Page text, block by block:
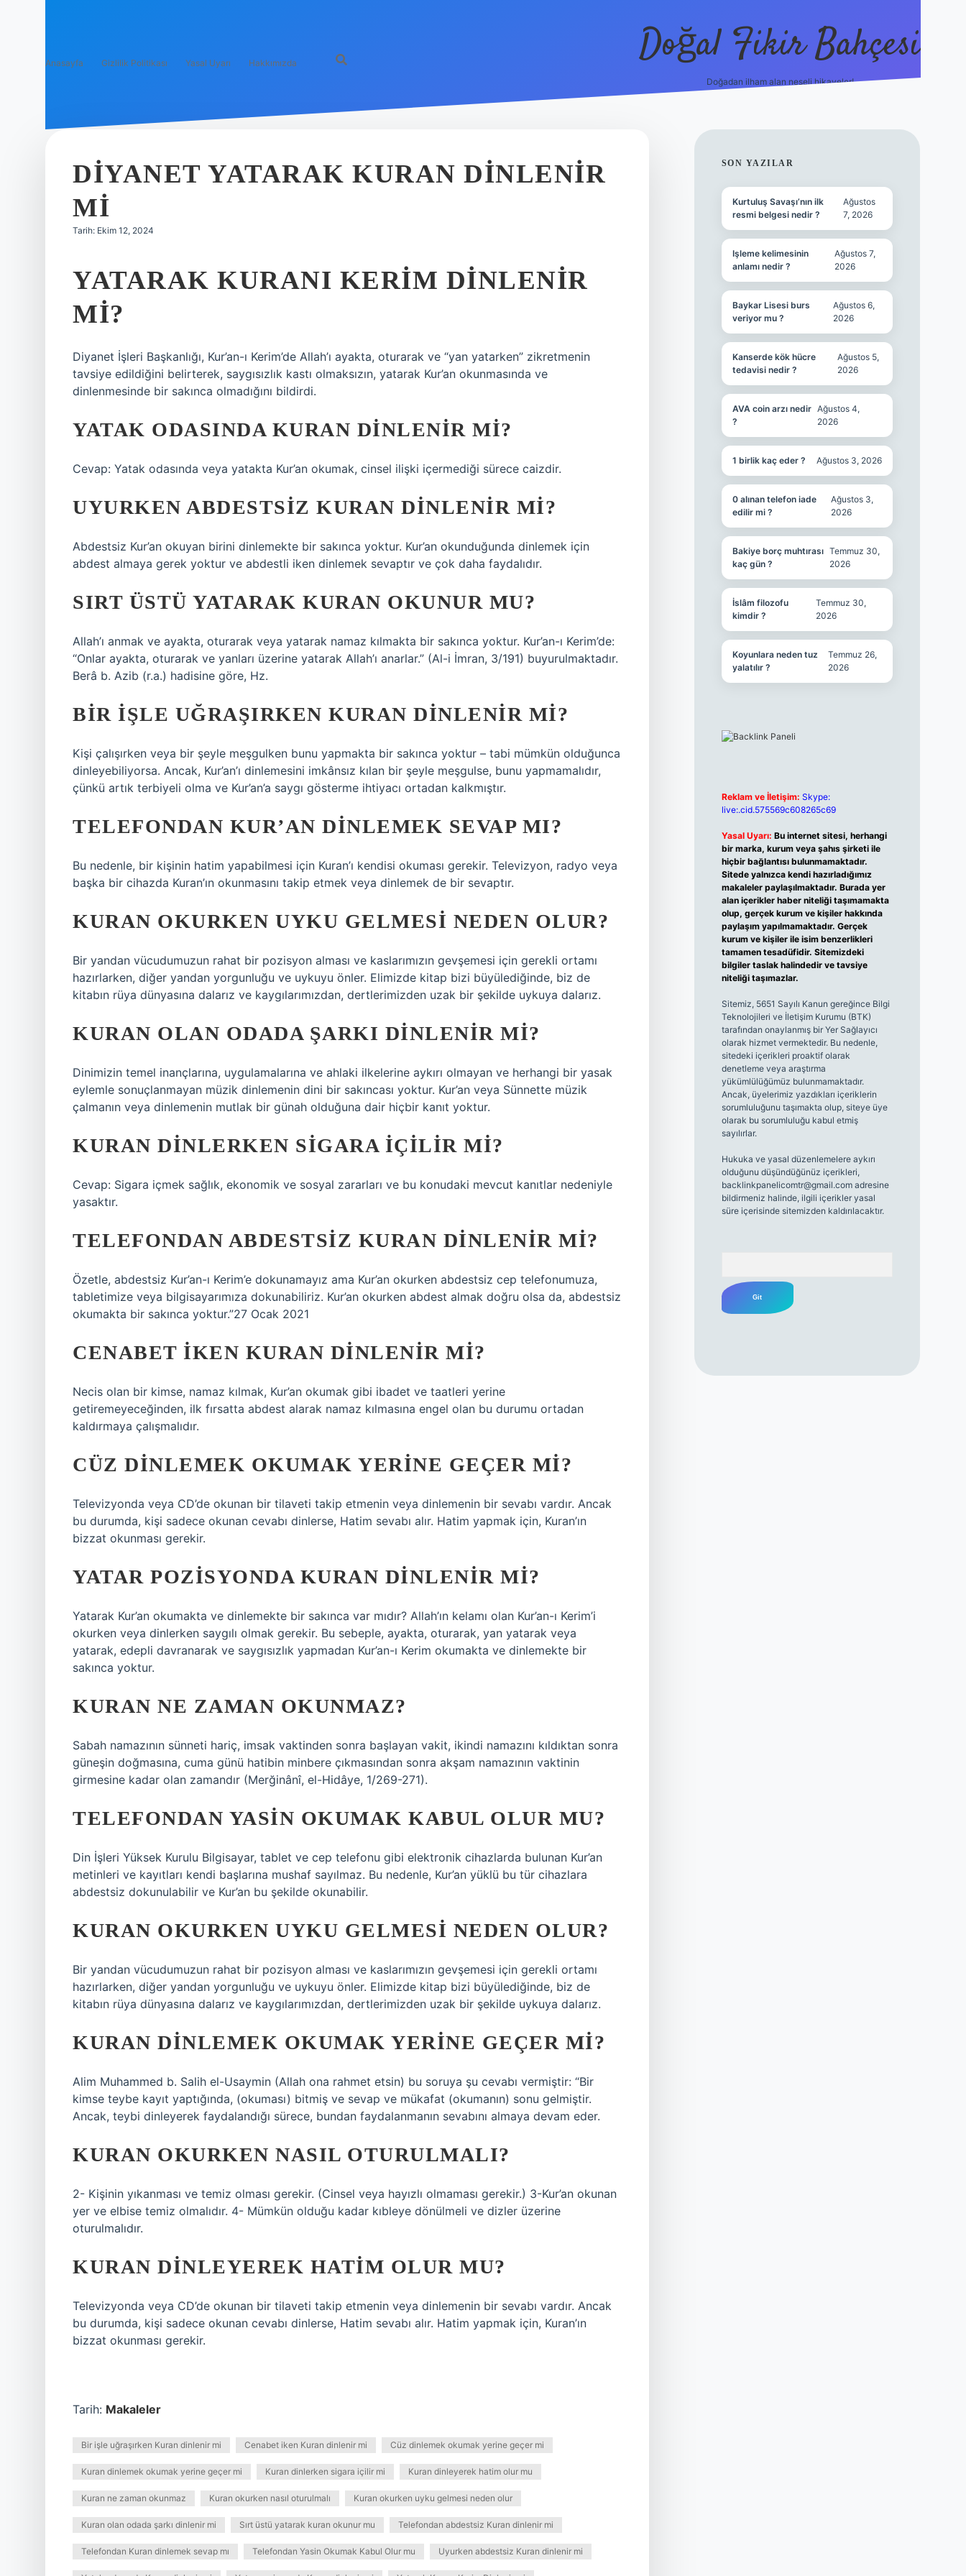
Anasayfa Gizlilik Politikası Yasal Uyarı Hakkımızda Doğal Fikir Bahçesi
Doğadan ilham alan neşeli hikayeler!
DIYANET YATARAK KURAN DINLENIR
MI
Tarih: Ekim 12, 2024
YATARAK KURANI KERIM DINLENIR
MI?
Diyanet İşleri Başkanlığı, Kur’an-ı Kerim’de Allah’ı ayakta, oturarak ve “yan yatarken” zikretmenin
tavsiye edildiğini belirterek, saygısızlık kastı olmaksızın, yatarak Kur’an okunmasında ve
dinlenmesinde bir sakınca olmadığını bildirdi.
YATAK ODASINDA KURAN DINLENIR MI?
Cevap: Yatak odasında veya yatakta Kur’an okumak, cinsel ilişki içermediği sürece caizdir.
UYURKEN ABDESTSIZ KURAN DINLENIR MI?
Abdestsiz Kur’an okuyan birini dinlemekte bir sakınca yoktur. Kur’an okunduğunda dinlemek için
abdest almaya gerek yoktur ve abdestli iken dinlemek sevaptır ve çok daha faydalıdır.
SIRT ÜSTÜ YATARAK KURAN OKUNUR MU?
Allah’ı anmak ve ayakta, oturarak veya yatarak namaz kılmakta bir sakınca yoktur. Kur’an-ı Kerim’de:
“Onlar ayakta, oturarak ve yanları üzerine yatarak Allah’ı anarlar.” (Al-i İmran, 3/191) buyurulmaktadır.
Berâ b. Azib (r.a.) hadisine göre, Hz.
BIR IŞLE UĞRAŞIRKEN KURAN DINLENIR MI?
Kişi çalışırken veya bir şeyle meşgulken bunu yapmakta bir sakınca yoktur – tabi mümkün olduğunca
dinleyebiliyorsa. Ancak, Kur’an’ı dinlemesini imkânsız kılan bir şeyle meşgulse, bunu yapmamalıdır,
çünkü artık terbiyeli olma ve Kur’an’a saygı gösterme ihtiyacı ortadan kalkmıştır.
TELEFONDAN KUR’AN DINLEMEK SEVAP MI?
Bu nedenle, bir kişinin hatim yapabilmesi için Kuran’ı kendisi okuması gerekir. Televizyon, radyo veya
başka bir cihazda Kuran’ın okunmasını takip etmek veya dinlemek de bir sevaptır.
KURAN OKURKEN UYKU GELMESI NEDEN OLUR?
Bir yandan vücudumuzun rahat bir pozisyon alması ve kaslarımızın gevşemesi için gerekli ortamı
hazırlarken, diğer yandan yorgunluğu ve uykuyu önler. Elimizde kitap bizi büyülediğinde, biz de
kitabın rüya dünyasına dalarız ve kaygılarımızdan, dertlerimizden uzak bir şekilde uykuya dalarız.
KURAN OLAN ODADA ŞARKI DINLENIR MI?
Dinimizin temel inançlarına, uygulamalarına ve ahlaki ilkelerine aykırı olmayan ve herhangi bir yasak
eylemle sonuçlanmayan müzik dinlemenin dini bir sakıncası yoktur. Kur’an veya Sünnette müzik
çalmanın veya dinlemenin mutlak bir günah olduğuna dair hiçbir kanıt yoktur.
KURAN DINLERKEN SIGARA IÇILIR MI?
Cevap: Sigara içmek sağlık, ekonomik ve sosyal zararları ve bu konudaki mevcut kanıtlar nedeniyle
yasaktır.
TELEFONDAN ABDESTSIZ KURAN DINLENIR MI?
Özetle, abdestsiz Kur’an-ı Kerim’e dokunamayız ama Kur’an okurken abdestsiz cep telefonumuza,
tabletimize veya bilgisayarımıza dokunabiliriz. Kur’an okurken abdest almak doğru olsa da, abdestsiz
okumakta bir sakınca yoktur.”27 Ocak 2021
CENABET IKEN KURAN DINLENIR MI?
Necis olan bir kimse, namaz kılmak, Kur’an okumak gibi ibadet ve taatleri yerine
getiremeyeceğinden, ilk fırsatta abdest alarak namaz kılmasına engel olan bu durumu ortadan
kaldırmaya çalışmalıdır.
CÜZ DINLEMEK OKUMAK YERINE GEÇER MI?
Televizyonda veya CD’de okunan bir tilaveti takip etmenin veya dinlemenin bir sevabı vardır. Ancak
bu durumda, kişi sadece okunan cevabı dinlerse, Hatim sevabı alır. Hatim yapmak için, Kuran’ın
bizzat okunması gerekir.
YATAR POZISYONDA KURAN DINLENIR MI?
Yatarak Kur’an okumakta ve dinlemekte bir sakınca var mıdır? Allah’ın kelamı olan Kur’an-ı Kerim’i
okurken veya dinlerken saygılı olmak gerekir. Bu sebeple, ayakta, oturarak, yan yatarak veya
yatarak, edepli davranarak ve saygısızlık yapmadan Kur’an-ı Kerim okumakta ve dinlemekte bir
sakınca yoktur.
KURAN NE ZAMAN OKUNMAZ?
Sabah namazının sünneti hariç, imsak vaktinden sonra başlayan vakit, ikindi namazını kıldıktan sonra
güneşin doğmasına, cuma günü hatibin minbere çıkmasından sonra akşam namazının vaktinin
girmesine kadar olan zamandır (Merğinânî, el-Hidâye, 1/269-271).
TELEFONDAN YASIN OKUMAK KABUL OLUR MU?
Din İşleri Yüksek Kurulu Bilgisayar, tablet ve cep telefonu gibi elektronik cihazlarda bulunan Kur’an
metinleri ve kayıtları kendi başlarına mushaf sayılmaz. Bu nedenle, Kur’an yüklü bu tür cihazlara
abdestsiz dokunulabilir ve Kur’an bu şekilde okunabilir.
KURAN OKURKEN UYKU GELMESI NEDEN OLUR?
Bir yandan vücudumuzun rahat bir pozisyon alması ve kaslarımızın gevşemesi için gerekli ortamı
hazırlarken, diğer yandan yorgunluğu ve uykuyu önler. Elimizde kitap bizi büyülediğinde, biz de
kitabın rüya dünyasına dalarız ve kaygılarımızdan, dertlerimizden uzak bir şekilde uykuya dalarız.
KURAN DINLEMEK OKUMAK YERINE GEÇER MI?
Alim Muhammed b. Salih el-Usaymin (Allah ona rahmet etsin) bu soruya şu cevabı vermiştir: “Bir
kimse teybe kayıt yaptığında, (okuması) bitmiş ve sevap ve mükafat (okumanın) sonu gelmiştir.
Ancak, teybi dinleyerek faydalandığı sürece, bundan faydalanmanın sevabını almaya devam eder.
KURAN OKURKEN NASIL OTURULMALI?
2- Kişinin yıkanması ve temiz olması gerekir. (Cinsel veya hayızlı olmaması gerekir.) 3-Kur’an okunan
yer ve elbise temiz olmalıdır. 4- Mümkün olduğu kadar kıbleye dönülmeli ve dizler üzerine
oturulmalıdır.
KURAN DINLEYEREK HATIM OLUR MU?
Televizyonda veya CD’de okunan bir tilaveti takip etmenin veya dinlemenin bir sevabı vardır. Ancak
bu durumda, kişi sadece okunan cevabı dinlerse, Hatim sevabı alır. Hatim yapmak için, Kuran’ın
bizzat okunması gerekir.
Tarih: Makaleler
Bir işle uğraşırken Kuran dinlenir mi Cenabet iken Kuran dinlenir mi Cüz dinlemek okumak yerine geçer mi
Kuran dinlemek okumak yerine geçer mi Kuran dinlerken sigara içilir mi Kuran dinleyerek hatim olur mu
Kuran ne zaman okunmaz Kuran okurken nasıl oturulmalı Kuran okurken uyku gelmesi neden olur
Kuran olan odada şarkı dinlenir mi Sırt üstü yatarak kuran okunur mu Telefondan abdestsiz Kuran dinlenir mi
Telefondan Kuran dinlemek sevap mı Telefondan Yasin Okumak Kabul Olur mu Uyurken abdestsiz Kuran dinlenir mi
SIDEBAR
SON YAZILAR
Kurtuluş Savaşı’nın ilk
resmi belgesi nedir ?
Ağustos
7, 2026
Işleme kelimesinin
anlamı nedir ?
Ağustos 7,
2026
Baykar Lisesi burs
veriyor mu ?
Ağustos 6,
2026
Kanserde kök hücre
tedavisi nedir ?
Ağustos 5,
2026
AVA coin arzı nedir
?
Ağustos 4,
2026
1 birlik kaç eder ? Ağustos 3, 2026
0 alınan telefon iade
edilir mi ?
Ağustos 3,
2026
Bakiye borç muhtırası
kaç gün ?
Temmuz 30,
2026
İslâm filozofu
kimdir ?
Temmuz 30,
2026
Koyunlara neden tuz
yalatılır ?
Temmuz 26,
2026
Reklam ve İletişim: Skype:
live:.cid.575569c608265c69
Yasal Uyarı: Bu internet sitesi, herhangi
bir marka, kurum veya şahıs şirketi ile
hiçbir bağlantısı bulunmamaktadır.
Sitede yalnızca kendi hazırladığımız
makaleler paylaşılmaktadır. Burada yer
alan içerikler haber niteliği taşımamakta
olup, gerçek kurum ve kişiler hakkında
paylaşım yapılmamaktadır. Gerçek
kurum ve kişiler ile isim benzerlikleri
tamamen tesadüfidir. Sitemizdeki
bilgiler taslak halindedir ve tavsiye
niteliği taşımazlar.
Sitemiz, 5651 Sayılı Kanun gereğince Bilgi
Teknolojileri ve İletişim Kurumu (BTK)
tarafından onaylanmış bir Yer Sağlayıcı
olarak hizmet vermektedir. Bu nedenle,
sitedeki içerikleri proaktif olarak
denetleme veya araştırma
yükümlülüğümüz bulunmamaktadır.
Ancak, üyelerimiz yazdıkları içeriklerin
sorumluluğunu taşımakta olup, siteye üye
olarak bu sorumluluğu kabul etmiş
sayılırlar.
Hukuka ve yasal düzenlemelere aykırı
olduğunu düşündüğünüz içerikleri,
backlinkpanelicomtr@gmail.comadresine
bildirmeniz halinde, ilgili içerikler yasal
süre içerisinde sitemizden kaldırılacaktır.
grandoperabet